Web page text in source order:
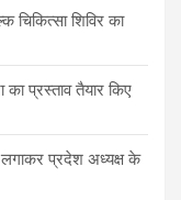
चिकित्सा शिविर का
प्रस्ताव तैयार किए
लगाकर प्रदेश अध्यक्ष के